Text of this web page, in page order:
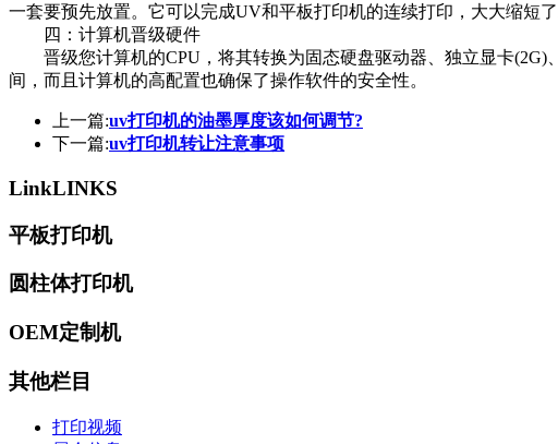
一套要预先放置。它可以完成UV和平板打印机的连续打印，大大缩短
四：计算机晋级硬件
晋级您计算机的CPU，将其转换为固态硬盘驱动器、独立显卡(2G)
间，而且计算机的高配置也确保了操作软件的安全性。
上一篇:uv打印机的油墨厚度该如何调节?
下一篇:uv打印机转让注意事项
LinkLINKS
平板打印机
圆柱体打印机
OEM定制机
其他栏目
打印视频